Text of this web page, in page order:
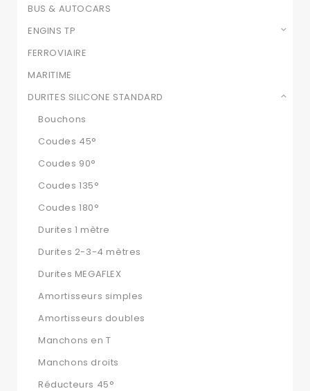
BUS & AUTOCARS
ENGINS TP
FERROVIAIRE
MARITIME
DURITES SILICONE STANDARD
Bouchons
Coudes 45°
Coudes 90°
Coudes 135°
Coudes 180°
Durites 1 mètre
Durites 2-3-4 mètres
Durites MEGAFLEX
Amortisseurs simples
Amortisseurs doubles
Manchons en T
Manchons droits
Réducteurs 45°